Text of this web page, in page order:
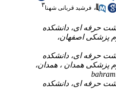
، فرشید قربانی شهنا۳
حرفه ای، دانشکده
پزشکی اصفهان،
حرفه ای، دانشکده
پزشکی همدان ، همدان،
حرفه ای، دانشکده